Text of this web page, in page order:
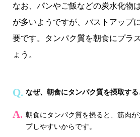
なお、パンやご飯などの炭水化物
が多いようですが、バストアップ
要です。タンパク質を朝食にプラ
ょう。
なぜ、朝食にタンパク質を摂取する
朝食にタンパク質を摂ると、筋肉
プしやすいからです。